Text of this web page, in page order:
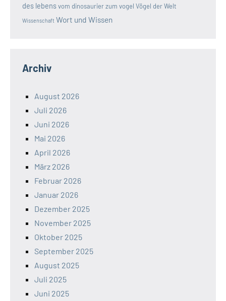
des lebensvom dinosaurier zum vogel Vögel der Welt
Wissenschaft Wort und Wissen
Archiv
August 2026
Juli 2026
Juni 2026
Mai 2026
April 2026
März 2026
Februar 2026
Januar 2026
Dezember 2025
November 2025
Oktober 2025
September 2025
August 2025
Juli 2025
Juni 2025